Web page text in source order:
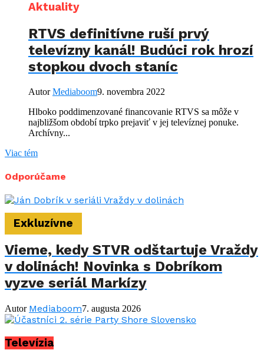
Aktuality
RTVS definitívne ruší prvý
televízny kanál! Budúci rok hrozí
stopkou dvoch staníc
AutorMediaboom9. novembra 2022
Hlboko poddimenzované financovanie RTVS sa môže v
najbližšom období trpko prejaviť v jej televíznej ponuke.
Archívny...
Viac tém
Odporúčame
Exkluzívne
Vieme, kedy STVR odštartuje Vraždy
v dolinách! Novinka s Dobríkom
vyzve seriál Markízy
Autor Mediaboom7. augusta 2026
Televízia